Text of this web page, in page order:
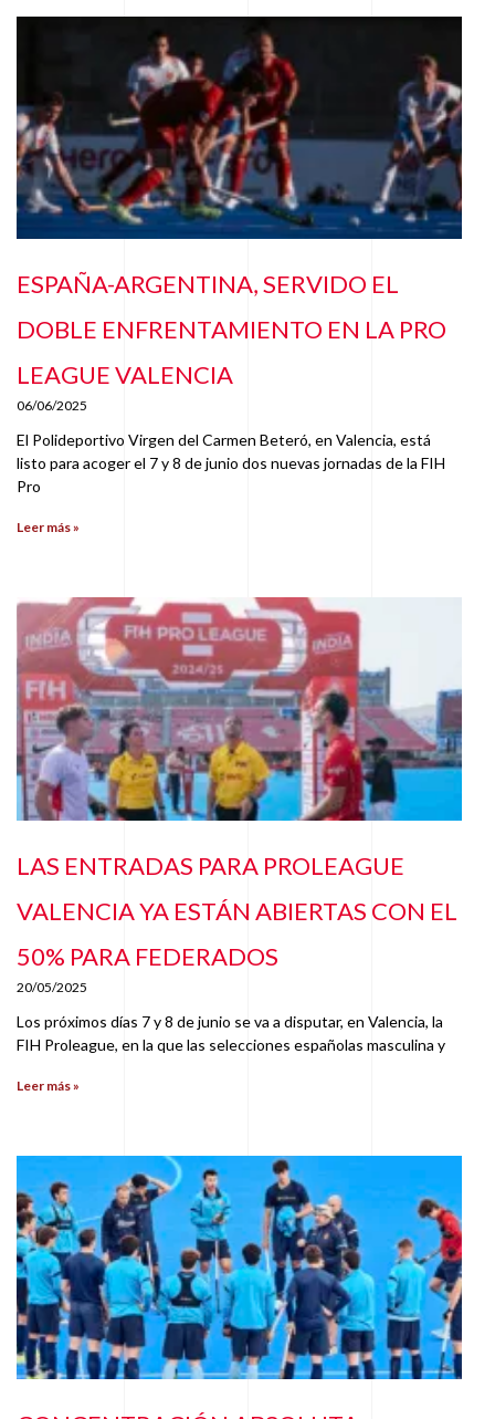
ESPAÑA-ARGENTINA, SERVIDO EL
DOBLE ENFRENTAMIENTO EN LA PRO
LEAGUE VALENCIA
06/06/2025
El Polideportivo Virgen del Carmen Beteró, en Valencia, está
listo para acoger el 7 y 8 de junio dos nuevas jornadas de la FIH
Pro
Leer más »
LAS ENTRADAS PARA PROLEAGUE
VALENCIA YA ESTÁN ABIERTAS CON EL
50% PARA FEDERADOS
20/05/2025
Los próximos días 7 y 8 de junio se va a disputar, en Valencia, la
FIH Proleague, en la que las selecciones españolas masculina y
Leer más »